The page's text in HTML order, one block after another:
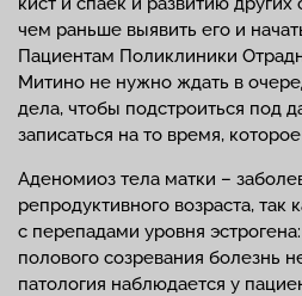
чем раньше выявить его и
Пациентам Поликлиники
Митино не нужно ждать в
дела, чтобы подстроиться под
записаться на то время,
Аденомиоз тела матки –
репродуктивного возраста, так
с перепадами уровня
полового созревания болезнь
патология наблюдается у